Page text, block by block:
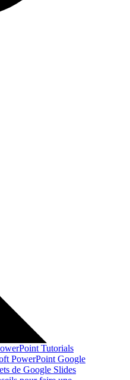
Tutorials
PowerPoint Google
de Google Slides